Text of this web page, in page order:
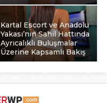
Kartal Escort ve Anadolu
Yakası’nın Sahil Hattında
Ayrıcalıklı Buluşmalar
Üzerine Kapsamlı Bakış